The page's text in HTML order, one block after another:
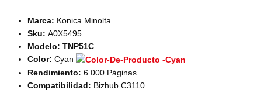
Marca: Konica Minolta
Sku:A0X5495
Modelo: TNP51C
Color:Cyan
Rendimiento: 6.000 Páginas
Compatibilidad: Bizhub C3110